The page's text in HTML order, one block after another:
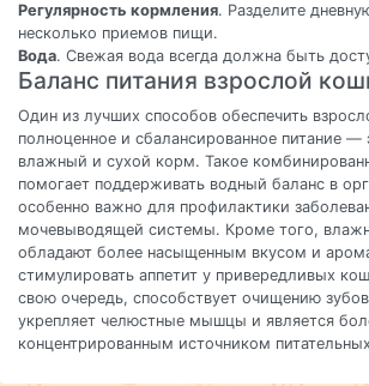
Регулярность кормления. Разделите
несколько приемов пищи.
Вода. Свежая вода всегда должна быть
Баланс питания взрослой
Один из лучших способов обеспечить
полноценное и сбалансированное питание —
влажный и сухой корм. Такое
помогает поддерживать водный баланс в
особенно важно для профилактики
мочевыводящей системы. Кроме того,
обладают более насыщенным вкусом и
стимулировать аппетит у привередливых
свою очередь, способствует очищению
укрепляет челюстные мышцы и является
концентрированным источником